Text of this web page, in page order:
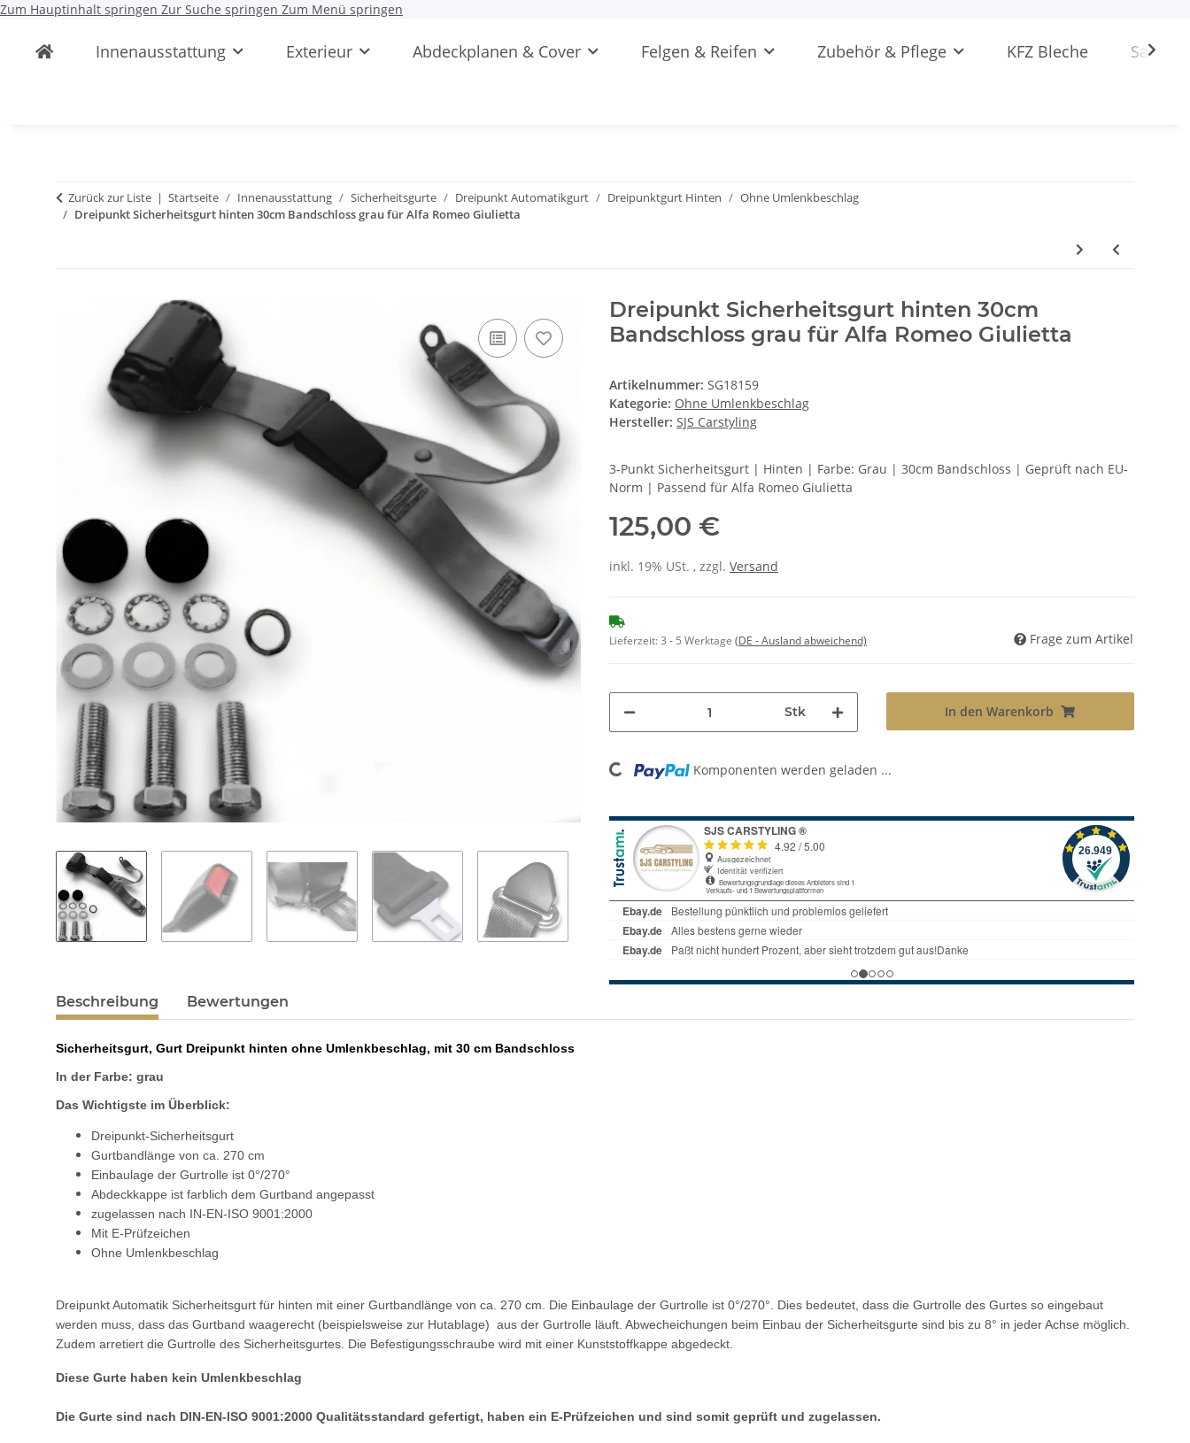
Zum Hauptinhalt springen Zur Suche springen Zum Menü springen
Innenausstattung Exterieur Abdeckplanen & Cover Felgen & Reifen Zubehör & Pflege KFZ Bleche
Zurück zur Liste Startseite Innenausstattung Sicherheitsgurte Dreipunkt Automatikgurt Dreipunktgurt Hinten
Ohne Umlenkbeschlag
Dreipunkt Sicherheitsgurt hinten 30cm Bandschloss grau für Alfa Romeo Giulietta
Dreipunkt Sicherheitsgurt hinten 30cm
Bandschloss grau für Alfa Romeo Giulietta
Artikelnummer: SG18159
Kategorie: Ohne Umlenkbeschlag
Hersteller: SJS Carstyling
3-Punkt Sicherheitsgurt | Hinten | Farbe: Grau | 30cm Bandschloss | Geprüft nach EU-
Norm | Passend für Alfa Romeo Giulietta
125,00 €
inkl. 19% USt. , zzgl. Versand
Lieferzeit:3 - 5 Werktage (DE - Ausland abweichend) Frage zum Artikel
Stk In den Warenkorb
Loading... Komponenten werden geladen ...
Beschreibung Bewertungen
Sicherheitsgurt, Gurt Dreipunkt hinten ohne Umlenkbeschlag, mit 30 cm Bandschloss
In der Farbe: grau
Das Wichtigste im Überblick:
Dreipunkt-Sicherheitsgurt
Gurtbandlänge von ca. 270 cm
Einbaulage der Gurtrolle ist 0°/270°
Abdeckkappe ist farblich dem Gurtband angepasst
zugelassen nach IN-EN-ISO 9001:2000
Mit E-Prüfzeichen
Ohne Umlenkbeschlag
Dreipunkt Automatik Sicherheitsgurt für hinten mit einer Gurtbandlänge von ca. 270 cm. Die Einbaulage der Gurtrolle ist 0°/270°. Dies bedeutet, dass die Gurtrolle des Gurtes so eingebaut
werden muss, dass das Gurtband waagerecht (beispielsweise zur Hutablage) aus der Gurtrolle läuft. Abwecheichungen beim Einbau der Sicherheitsgurte sind bis zu 8° in jeder Achse möglich.
Zudem arretiert die Gurtrolle des Sicherheitsgurtes. Die Befestigungsschraube wird mit einer Kunststoffkappe abgedeckt.
Diese Gurte haben kein Umlenkbeschlag
Die Gurte sind nach DIN-EN-ISO 9001:2000 Qualitätsstandard gefertigt, haben ein E-Prüfzeichen und sind somit geprüft und zugelassen.